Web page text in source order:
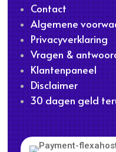
Contact
Algemene
Privacyverklaring
Vragen &
Klantenpaneel
Disclaimer
30 dagen geld